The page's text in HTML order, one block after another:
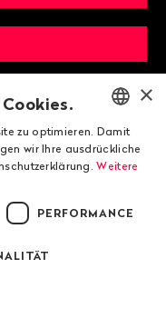
ENGLISH
DEUTSCH
×
zu optimieren. Damit
wir Ihre ausdrückliche
Weitere
PERFORMANCE